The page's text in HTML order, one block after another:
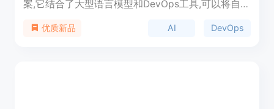
案,它结合了大型语言模型和DevOps工具,可以将自然
了开发效率,缩短了开发周期,降低了沟通成本,提高了
优质新品 AI DevOps